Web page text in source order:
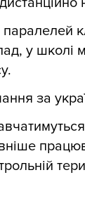
паралелей
у школі
за